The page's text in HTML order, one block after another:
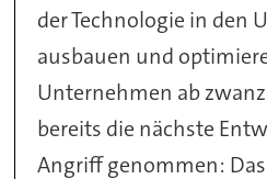
der Technologie in den
ausbauen und
Unternehmen ab
bereits die nächste
Angriff genommen: